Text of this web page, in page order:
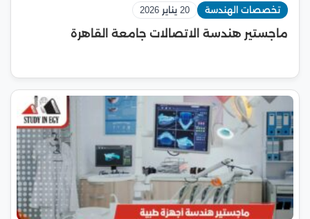
تخصصات الهندسة 20 يناير 2026
ماجستير هندسة الاتصالات جامعة القاهرة